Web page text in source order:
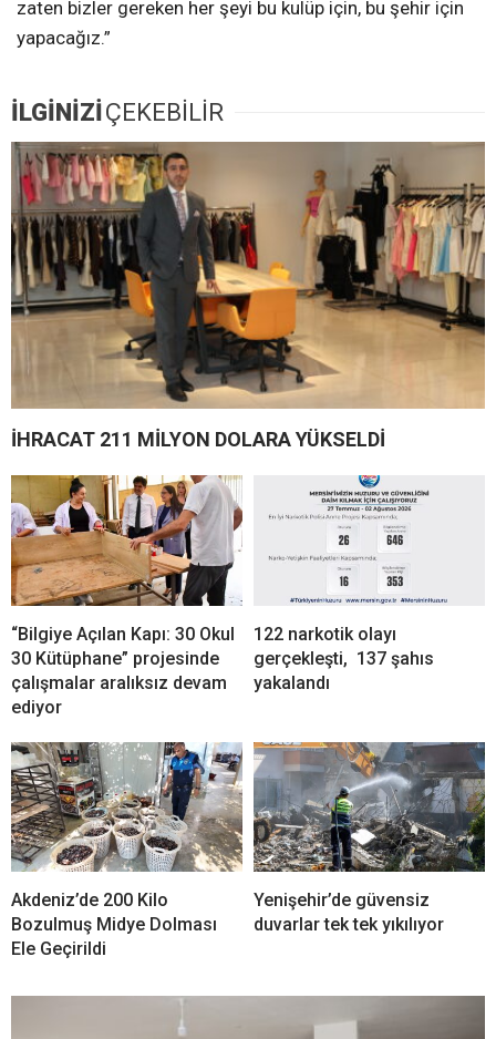
zaten bizler gereken her şeyi bu kulüp için, bu şehir için
yapacağız.”
İLGİNİZİ ÇEKEBİLİR
İHRACAT 211 MİLYON DOLARA YÜKSELDİ
“Bilgiye Açılan Kapı: 30 Okul
30 Kütüphane” projesinde
çalışmalar aralıksız devam
ediyor
122 narkotik olayı
gerçekleşti, 137 şahıs
yakalandı
Akdeniz’de 200 Kilo
Bozulmuş Midye Dolması
Ele Geçirildi
Yenişehir’de güvensiz
duvarlar tek tek yıkılıyor